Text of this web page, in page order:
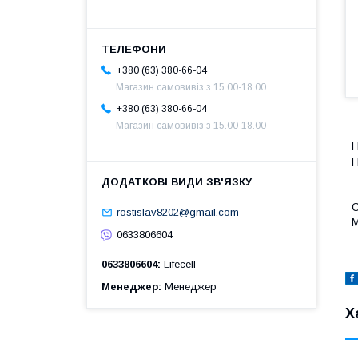
-
+380 (63) 380-66-04
Магазин самовивіз з 15.00-18.00
+380 (63) 380-66-04
Магазин самовивіз з 15.00-18.00
rostislav8202@gmail.com
0633806604
0633806604 Lifecell
Менеджер Менеджер